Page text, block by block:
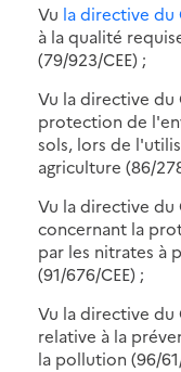
Vu la directive du
à la qualité
(79/923/CEE) ;
Vu la directive du
protection de
sols, lors de
agriculture (86/
Vu la directive du
concernant la
par les nitrates à
(91/676/CEE) ;
Vu la directive du
relative à la
la pollution (96/